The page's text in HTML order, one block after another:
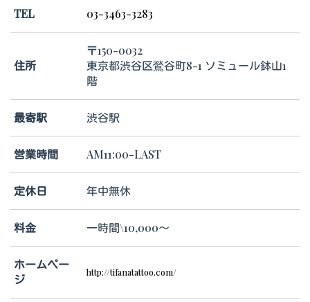
TEL 03-3463-3283
住所
〒150-0032
東京都渋谷区鶯谷町8-1 ソミュール鉢山1
階
最寄駅 渋谷駅
営業時間 AM11:00-LAST
定休日 年中無休
料金 一時間\10,000～
ホームペー
ジ
http://tifanatattoo.com/